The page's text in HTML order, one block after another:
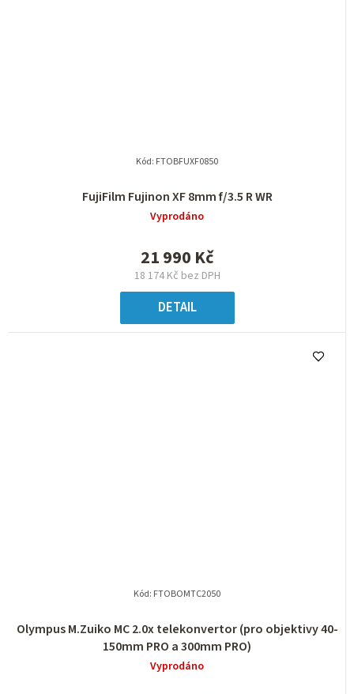
FujiFilm Fujinon XF 8mm f/3.5 R WR
Vyprodáno
18 174 Kč bez DPH
21 990 Kč
DETAIL
Kód: FTOBFUXF0850
Olympus M.Zuiko MC 2.0x telekonvertor (pro objektivy 40-
150mm PRO a 300mm PRO)
Vyprodáno
Kód: FTOBOMTC2050